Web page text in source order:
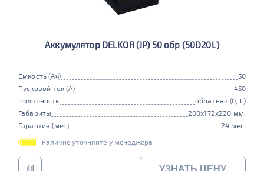
Аккумулятор DELKOR (JP) 50 обр (50D20L)
Емкость (Ач)
50
Пусковой ток (А)
450
Полярность
обратная (0, L)
Габариты
200x172x220 мм.
Гарантия (мес)
24 мес.
наличие уточняйте у менеджера
УЗНАТЬ ЦЕНУ